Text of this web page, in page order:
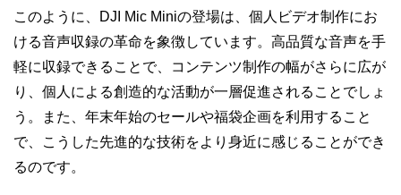
このように、DJI Mic Miniの登場は、個人ビデオ制作にお
ける音声収録の革命を象徴しています。高品質な音声を手
軽に収録できることで、コンテンツ制作の幅がさらに広が
り、個人による創造的な活動が一層促進されることでしょ
う。また、年末年始のセールや福袋企画を利用すること
で、こうした先進的な技術をより身近に感じることができ
るのです。